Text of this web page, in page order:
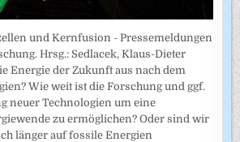
und Kernfusion - Pressemeldungen
Hrsg.: Sedlacek, Klaus-Dieter
Energie der Zukunft aus nach dem
Wie weit ist die Forschung und ggf.
neuer Technologien um eine
zu ermöglichen? Oder sind wir
länger auf fossile Energien